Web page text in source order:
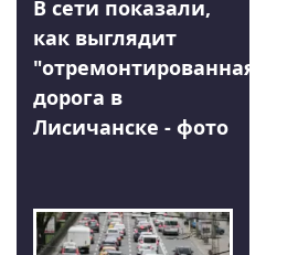
В сети показали,
как выглядит
"отремонтированная"
дорога в
Лисичанске - фото